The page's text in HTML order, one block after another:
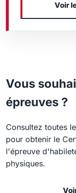
Voir
Vous
épreuves ?
Consultez toutes
pour obtenir le
l'épreuve
physiques.